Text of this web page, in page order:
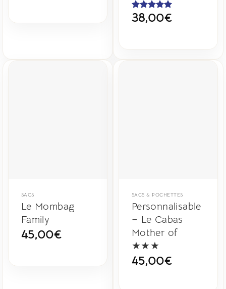
Note5sur
5
38,00€
SACS
Le Mombag
Family
45,00€
SACS & POCHETTES
Personnalisable
– Le Cabas
Mother of
★★★
45,00€